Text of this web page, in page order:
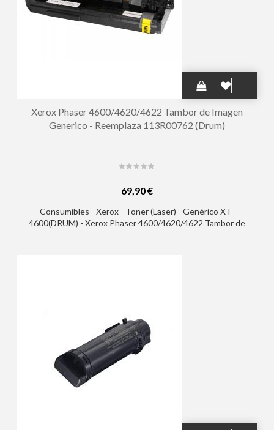
Xerox Phaser 4600/4620/4622 Tambor de Imagen
Generico - Reemplaza 113R00762 (Drum)
69,90 €
Consumibles - Xerox - Toner (Laser) - Genérico XT-
4600(DRUM) - Xerox Phaser 4600/4620/4622 Tambor de